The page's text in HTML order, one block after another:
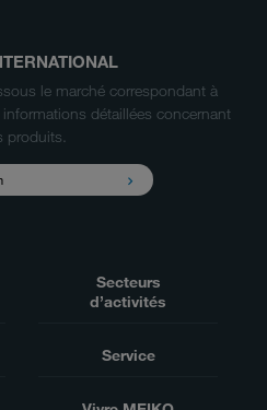
le marché correspondant à
détaillées concernant
produits.
Secteurs
d’activités
Service